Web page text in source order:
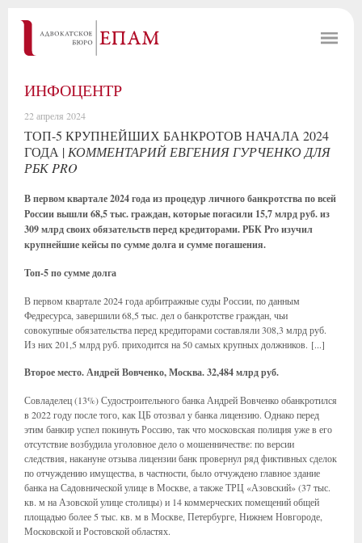
ИНФОЦЕНТР
22 апреля 2024
ТОП-5 КРУПНЕЙШИХ БАНКРОТОВ НАЧАЛА 2024
ГОДА | КОММЕНТАРИЙ ЕВГЕНИЯ ГУРЧЕНКО ДЛЯ
РБК PRO
В первом квартале 2024 года из процедур личного банкротства по всей
России вышли 68,5 тыс. граждан, которые погасили 15,7 млрд руб. из
309 млрд своих обязательств перед кредиторами. РБК Pro изучил
крупнейшие кейсы по сумме долга и сумме погашения.
Топ-5 по сумме долга
В первом квартале 2024 года арбитражные суды России, по данным
Федресурса, завершили 68,5 тыс. дел о банкротстве граждан, чьи
совокупные обязательства перед кредиторами составляли 308,3 млрд руб.
Из них 201,5 млрд руб. приходится на 50 самых крупных должников. [...]
Второе место. Андрей Вовченко, Москва. 32,484 млрд руб.
Совладелец (13%) Судостроительного банка Андрей Вовченко обанкротился
в 2022 году после того, как ЦБ отозвал у банка лицензию. Однако перед
этим банкир успел покинуть Россию, так что московская полиция уже в его
отсутствие возбудила уголовное дело о мошенничестве: по версии
следствия, накануне отзыва лицензии банк провернул ряд фиктивных сделок
по отчуждению имущества, в частности, было отчуждено главное здание
банка на Садовнической улице в Москве, а также ТРЦ «Азовский» (37 тыс.
кв. м на Азовской улице столицы) и 14 коммерческих помещений общей
площадью более 5 тыс. кв. м в Москве, Петербурге, Нижнем Новгороде,
Московской и Ростовской областях.